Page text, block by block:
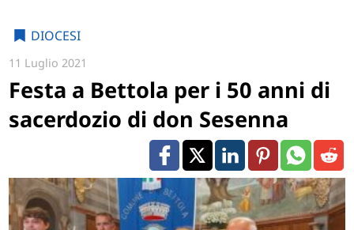
DIOCESI
11 Luglio 2021
Festa a Bettola per i 50 anni di
sacerdozio di don Sesenna